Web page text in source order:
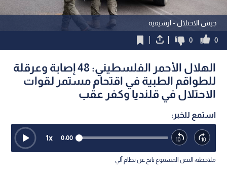
جيش الاحتلال - ارشيفية
0
0
الهلال الأحمر الفلسطيني: 48 إصابة وعرقلة
للطواقم الطبية في اقتحام مستمر لقوات
الاحتلال في قلنديا وكفر عقب
استمع للخبر:
0:00
1x
ملاحظة: النص المسموع ناتج عن نظام آلي